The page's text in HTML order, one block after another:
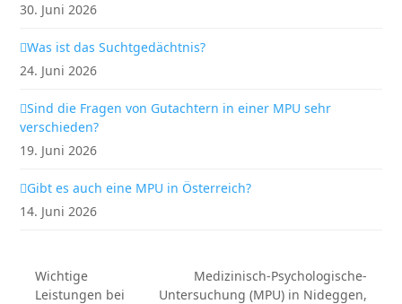
30. Juni 2026
Was ist das Suchtgedächtnis?
24. Juni 2026
Sind die Fragen von Gutachtern in einer MPU sehr
verschieden?
19. Juni 2026
Gibt es auch eine MPU in Österreich?
14. Juni 2026
Wichtige
Leistungen bei
Medizinisch-Psychologische-
Untersuchung (MPU) in Nideggen,